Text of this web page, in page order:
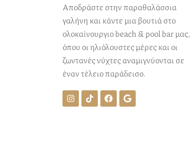
Αποδράστε στην παραθαλάσσια
γαλήνη και κάντε μια βουτιά στο
ολοκαίνουργιο beach & pool bar μας,
όπου οι ηλιόλουστες μέρες και οι
ζωντανές νύχτες αναμιγνύονται σε
έναν τέλειο παράδεισο.